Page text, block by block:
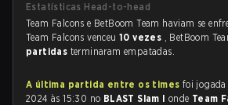
Estatísticas Head-to-head
Team Falcons e BetBoom Team haviam se
Team Falcons venceu10 vezes , BetBoom
partidas terminaram empatadas.
A última partida entre os times foi jogada
2024 às 15:30 no BLAST Slam Ionde Team